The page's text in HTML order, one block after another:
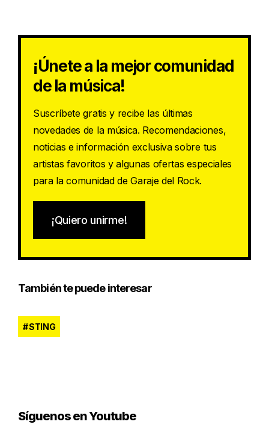
¡Únete a la mejor comunidad
de la música!
Suscríbete gratis y recibe las últimas
novedades de la música. Recomendaciones,
noticias e información exclusiva sobre tus
artistas favoritos y algunas ofertas especiales
para la comunidad de Garaje del Rock.
¡Quiero unirme!
También te puede interesar
STING
Síguenos en Youtube